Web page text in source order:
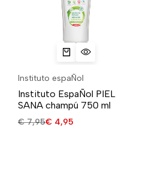
Instituto espaÑol
Instituto EspaÑol PIEL
SANA champú 750 ml
€7,95€ 4,95